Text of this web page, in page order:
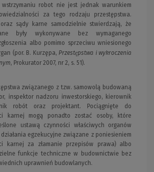
robot nie jest jednak warunkiem
za tego rodzaju przestępstwa.
sądy karne samodzielnie stwierdzają, że
były wykonywane bez wymaganego
albo pomimo sprzeciwu wniesionego
(por. B. Kurzępa, Przestępstwa i wykroczenia
, Prokurator 2007, nr 2, s. 51).
związanego z tzw. samowolą budowaną
inspektor nadzoru inwestorskiego, kierownik
robót oraz projektant. Pociągnięte do
karnej mogą ponadto zostać osoby, które
ustawą czynności właściwych organów
egzekucyjne związane z poniesieniem
karnej za złamanie przepisów prawa) albo
funkcje techniczne w budownictwie bez
uprawnień budowlanych.